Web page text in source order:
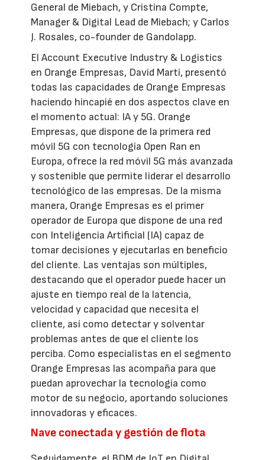
General de Miebach, y Cristina Compte,
Manager & Digital Lead de Miebach; y Carlos
J. Rosales, co-founder de Gandolapp.
El Account Executive Industry & Logistics
en Orange Empresas, David Martí, presentó
todas las capacidades de Orange Empresas
haciendo hincapié en dos aspectos clave en
el momento actual: IA y 5G. Orange
Empresas, que dispone de la primera red
móvil 5G con tecnología Open Ran en
Europa, ofrece la red móvil 5G más avanzada
y sostenible que permite liderar el desarrollo
tecnológico de las empresas. De la misma
manera, Orange Empresas es el primer
operador de Europa que dispone de una red
con Inteligencia Artificial (IA) capaz de
tomar decisiones y ejecutarlas en beneficio
del cliente. Las ventajas son múltiples,
destacando que el operador puede hacer un
ajuste en tiempo real de la latencia,
velocidad y capacidad que necesita el
cliente, así como detectar y solventar
problemas antes de que el cliente los
perciba. Como especialistas en el segmento
Orange Empresas las acompaña para que
puedan aprovechar la tecnología como
motor de su negocio, aportando soluciones
innovadoras y eficaces.
Nave conectada y gestión de flota